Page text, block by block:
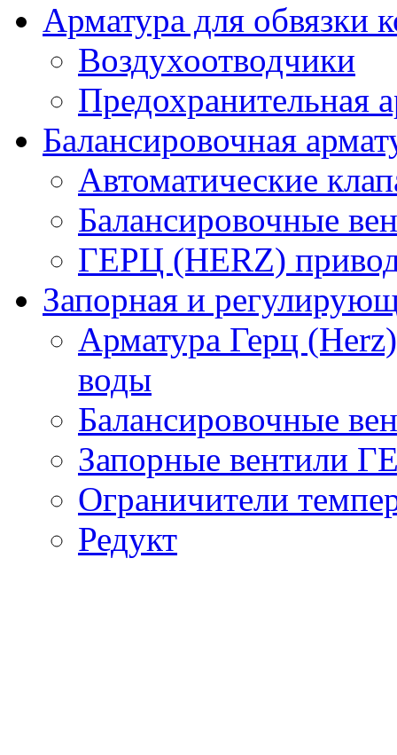
Арматура для обвязки
Воздухоотводчики
Предохранительная
Балансировочная
Автоматические
Балансировочные
ГЕРЦ (HERZ)
Запорная и
Арматура Герц
воды
Балансировочные
Запорные вентили
Ограничители
Редукт